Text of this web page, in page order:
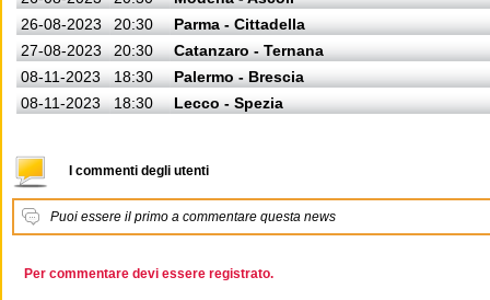
26-08-2023
20:30
Parma - Cittadella
27-08-2023
20:30
Catanzaro - Ternana
08-11-2023
18:30
Palermo - Brescia
08-11-2023
18:30 Lecco - Spezia
I commenti degli utenti
Puoi essere il primo a commentare questa news
Per commentare devi essere registrato.